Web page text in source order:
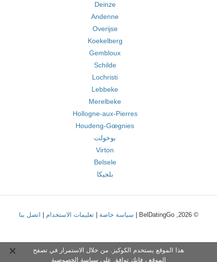
Deinze
Andenne
Overijse
Koekelberg
Gembloux
Schilde
Lochristi
Lebbeke
Merelbeke
Hollogne-aux-Pierres
Houdeng-Gœgnies
بوخولت
Virton
Belsele
بلجيكا
© 2026, BelDatingGo | سياسة خاصة |تعليمات الاستخدام اتصل بنا
هذا الموقع يستخدم الكوكيز. من خلال الاستمرار في تصفح
الموقع ، فإنك توافق على سياسة الخصوصية